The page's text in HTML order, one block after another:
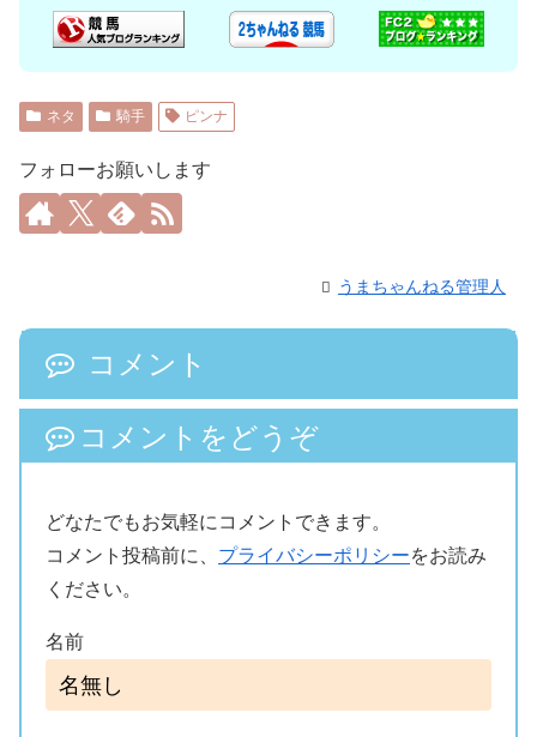
ネタ 騎手 ピンナ
フォローお願いします
うまちゃんねる管理人
コメント
コメントをどうぞ
どなたでもお気軽にコメントできます。
コメント投稿前に、 プライバシーポリシーをお読み
ください。
名前